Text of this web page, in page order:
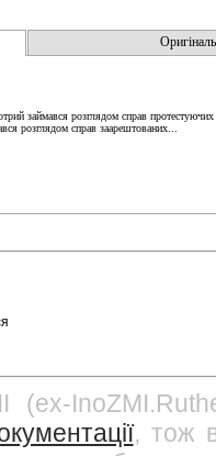
займався розглядом справ
розглядом справ заарештованих...
(ex-
, тож